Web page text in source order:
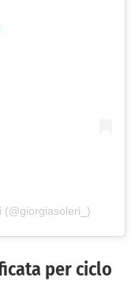
(@giorgiasoleri_)
per ciclo